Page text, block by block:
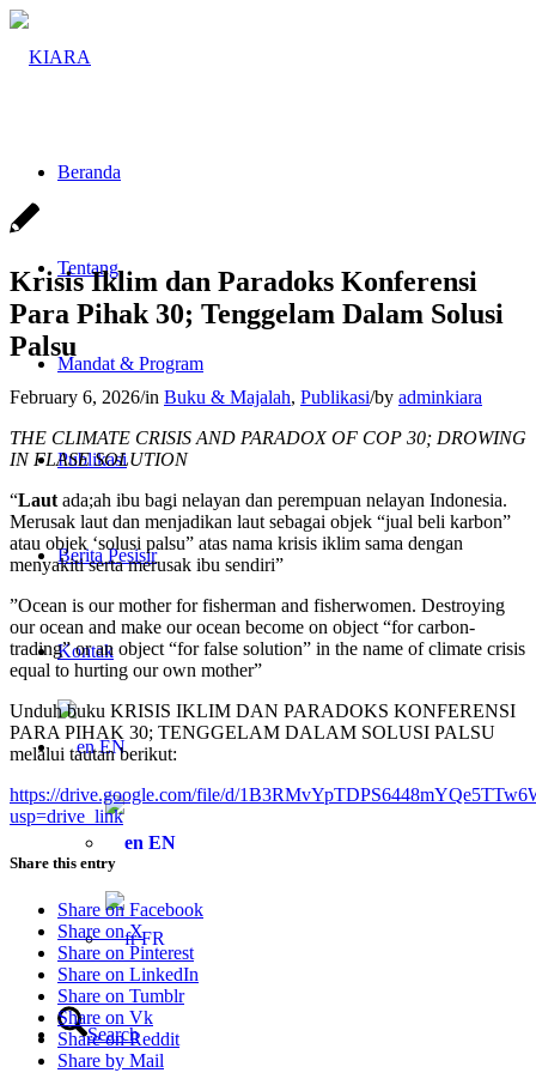
Beranda
Tentang
Mandat & Program
Publikasi
Berita Pesisir
Kontak
EN
EN
FR
Search
Krisis Iklim dan Paradoks Konferensi
Para Pihak 30; Tenggelam Dalam Solusi
Palsu
February 6, 2026/in Buku & Majalah, Publikasi/by adminkiara
THE CLIMATE CRISIS AND PARADOX OF COP 30; DROWING
IN FLASE SOLUTION
“Laut ada;ah ibu bagi nelayan dan perempuan nelayan Indonesia.
Merusak laut dan menjadikan laut sebagai objek “jual beli karbon”
atau objek ‘solusi palsu” atas nama krisis iklim sama dengan
menyakiti serta merusak ibu sendiri”
”Ocean is our mother for fisherman and fisherwomen. Destroying
our ocean and make our ocean become on object “for carbon-
trading” or an object “for false solution” in the name of climate crisis
equal to hurting our own mother”
Unduh buku KRISIS IKLIM DAN PARADOKS KONFERENSI
PARA PIHAK 30; TENGGELAM DALAM SOLUSI PALSU
melalui tautan berikut:
https://drive.google.com/file/d/
usp=drive_link
Share this entry
Share on Facebook
Share on X
Share on Pinterest
Share on LinkedIn
Share on Tumblr
Share on Vk
Share on Reddit
Share by Mail